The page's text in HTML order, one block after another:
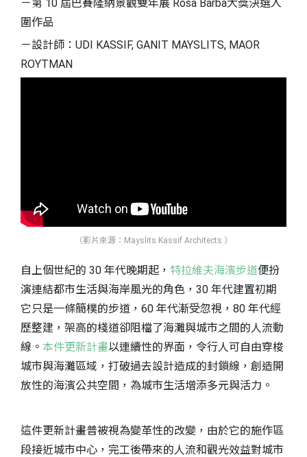
－第 10 屆巴賽隆納景觀雙年展 Rosa Barba大獎決選入
圍作品
－設計師：UDI KASSIF, GANIT MAYSLITS, MAOR
ROYTMAN
（影片來源：Mayslits Kassif Architects ）
自上個世紀的 30 年代晚期起， 特拉維夫海濱步道便扮
演連結都市生活與海岸風光的角色，30 年代建置初期
它只是一條簡樸的步道，60 年代漸受忽視，80 年代經
歷整建，架高的棧道卻阻檔了海灘與城市之間的人流動
線。 本件更新計畫以連續性的界面，令行人可自由穿梭
城市與海灘區域，打破過去設計造成的封鎖線，創造開
放性的海濱公共空間，為城市生活增添多元與活力。
這件更新計畫普被視為變革性的改變，由於它的施作區
段接近城市中心，完工後帶來的人流和觀光效益對城市